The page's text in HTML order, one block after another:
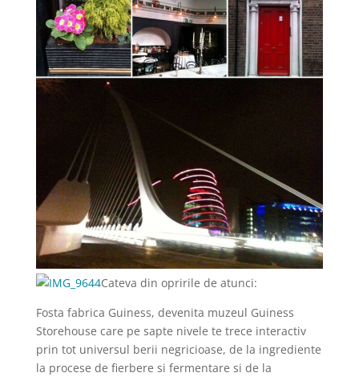
Cateva din opririle de atunci:
Fosta fabrica Guiness, devenita muzeul Guiness
Storehouse care pe sapte nivele te trece interactiv
prin tot universul berii negricioase, de la ingrediente
la procese de fierbere si fermentare si de la